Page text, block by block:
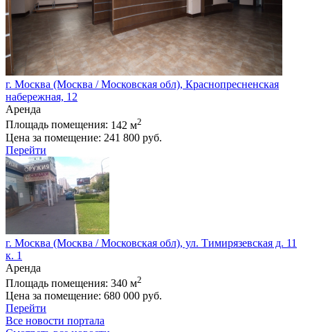
г. Москва (Москва / Московская обл), Краснопресненская
набережная, 12
Аренда
Площадь помещения: 142 м2
Цена за помещение: 241 800 руб.
Перейти
г. Москва (Москва / Московская обл), ул. Тимирязевская д. 11
к. 1
Аренда
Площадь помещения: 340 м2
Цена за помещение: 680 000 руб.
Перейти
Все новости портала